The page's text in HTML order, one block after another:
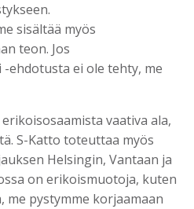
sisältää myös
teon. Jos
ehdotusta ei ole tehty, me
vaativa ala,
S-Katto toteuttaa myös
Helsingin, Vantaan ja
on erikoismuotoja, kuten
pystymme korjaamaan